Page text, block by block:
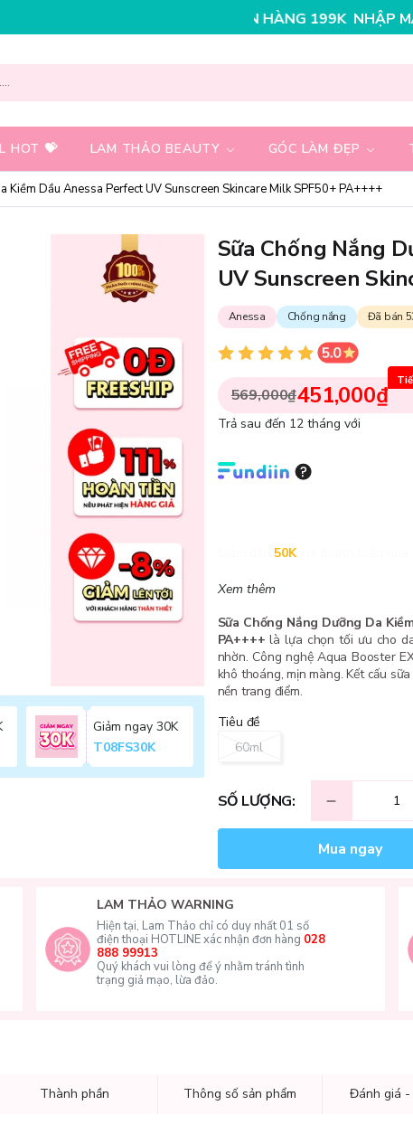
NHẬP MÃ T08FS25K - GIẢM
HOT 💝 LAM THẢO BEAUTY GÓC LÀM ĐẸP
Kiềm Dầu Anessa Perfect UV Sunscreen Skincare Milk SPF50+ PA++++
Giảm ngay 30K
T08FS30K
Sữa Chống Nắng
UV Sunscreen
Anessa Chống nắng Đã bán
569,000₫451,000₫
Trả sau đến 12 tháng với
50K
Xem thêm
Sữa Chống Nắng Dưỡng Da
PA++++là lựa chọn tối ưu cho
nhờn. Công nghệ Aqua Booster
khô thoáng, mịn màng. Kết cấu
nền trang điểm.
Tiêu đề
60ml
SỐ LƯỢNG:
Mua ngay
LAM THẢO WARNING
Hiện tại, Lam Thảo chỉ có duy nhất 01 số
điện thoại HOTLINE xác nhận đơn hàng 028
888 99913
Quý khách vui lòng để ý nhằm tránh tình
trạng giả mạo, lừa đảo.
Thành phần Thông số sản phẩm Đánh giá -